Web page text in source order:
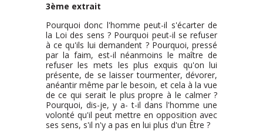
3ème extrait
Pourquoi donc l'homme peut-il s'écarter de
la Loi des sens ? Pourquoi peut-il se refuser
à ce qu'ils lui demandent ? Pourquoi, pressé
par la faim, est-il néanmoins le maître de
refuser les mets les plus exquis qu'on lui
présente, de se laisser tourmenter, dévorer,
anéantir même par le besoin, et cela à la vue
de ce qui serait le plus propre à le calmer ?
Pourquoi, dis-je, y a- t-il dans l'homme une
volonté qu'il peut mettre en opposition avec
ses sens, s'il n'y a pas en lui plus d'un Être ?